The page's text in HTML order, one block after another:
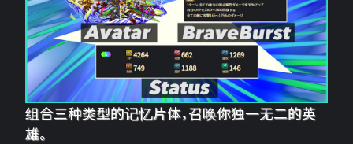
组合三种类型的记忆片体，召唤你独一无二的英
雄。